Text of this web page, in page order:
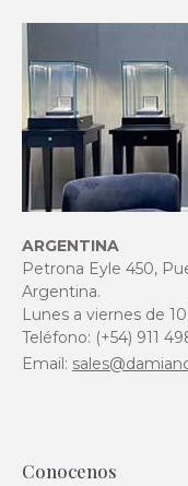
ARGENTINA
Petrona Eyle 450,
Argentina.
Lunes a viernes de
Teléfono: (+54) 911
Email:
Conocenos